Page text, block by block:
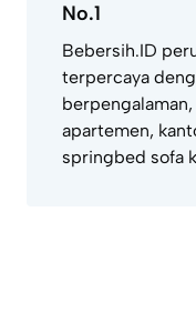
No.1
Bebersih.ID
terpercaya
apartemen,
springbed sofa